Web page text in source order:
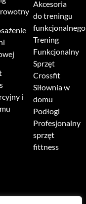
i
Akcesoria
do treningu
funkcjonalnego
Trening
Funkcjonalny
Sprzęt
Crossfit
Siłownia w
domu
Podłogi
Profesjonalny
sprzęt
fittness